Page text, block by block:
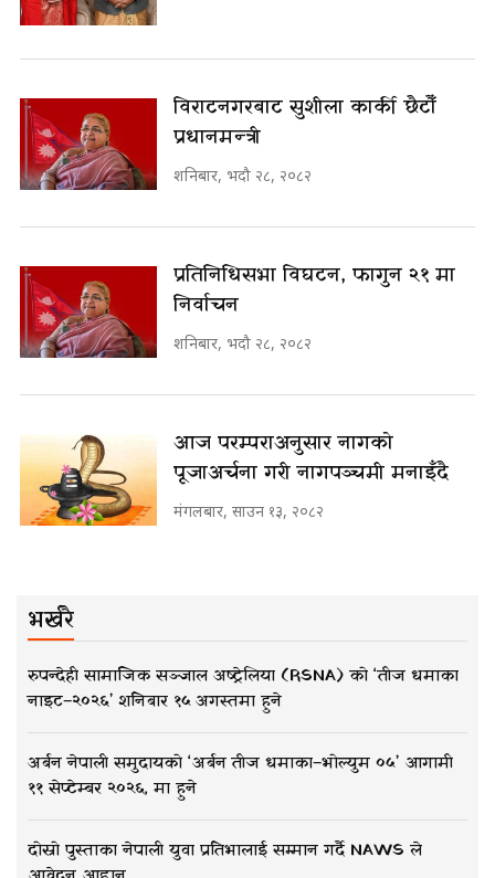
विराटनगरबाट सुशीला कार्की छैटौँ
प्रधानमन्त्री
शनिबार, भदौ २८, २०८२
प्रतिनिधिसभा विघटन, फागुन २१ मा
निर्वाचन
शनिबार, भदौ २८, २०८२
आज परम्पराअनुसार नागको
पूजाअर्चना गरी नागपञ्चमी मनाइँदै
मंगलबार, साउन १३, २०८२
भर्खरै
रुपन्देही सामाजिक सञ्जाल अष्ट्रेलिया (RSNA) को ‘तीज धमाका
नाइट–२०२६’ शनिबार १५ अगस्तमा हुने
अर्बन नेपाली समुदायको ‘अर्बन तीज धमाका–भोल्युम ०५’ आगामी
११ सेप्टेम्बर २०२६, मा हुने
दोस्रो पुस्ताका नेपाली युवा प्रतिभालाई सम्मान गर्दै NAWS ले